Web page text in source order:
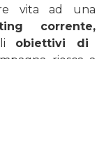
vita ad una
corrente,
obiettivi di
riesca a